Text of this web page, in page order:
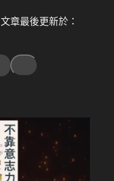
文章最後更新於：